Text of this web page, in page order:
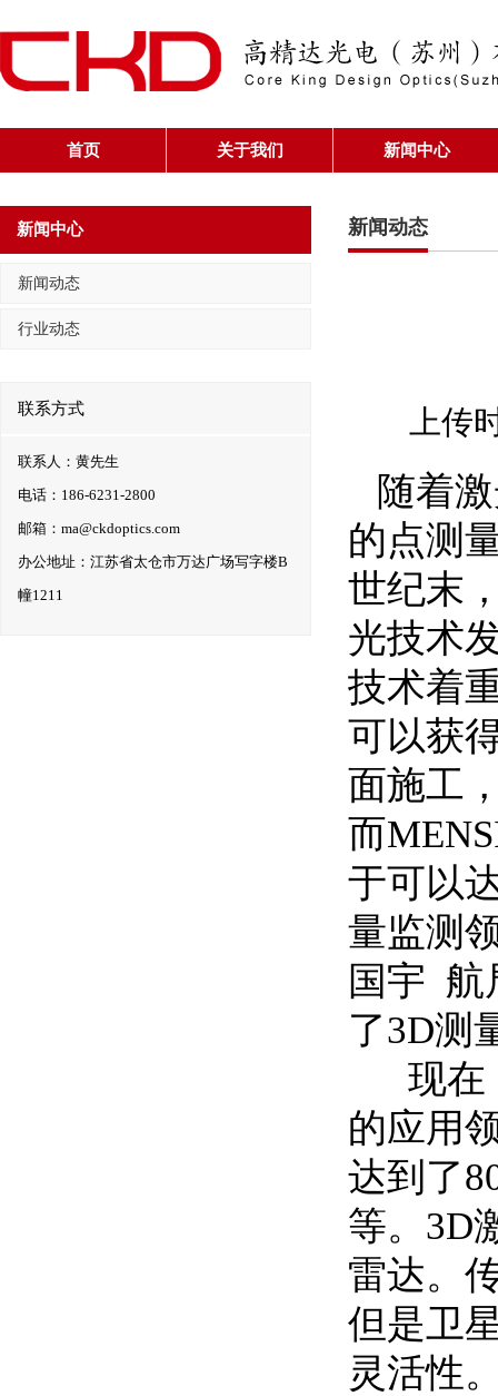
首页 关于我们 新闻中心
新闻中心
新闻动态
行业动态
联系方式
联系人：黄先生
电话：186-6231-2800
邮箱：ma@ckdoptics.com
办公地址：江苏省太仓市万达广场写字楼B
幢1211
新闻动态
上传
随着
的点测
世纪末
光技术
技术着
可以获
面施工
而
于可以
量监测
国宇 航
了3D测
现在
的应用
达到了
等。3D
雷达。
但是卫
灵活性